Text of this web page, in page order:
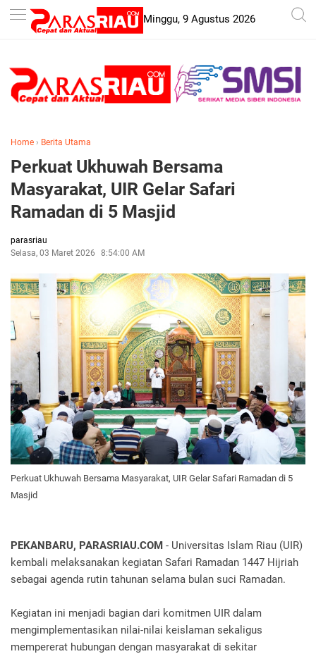
-->
Minggu, 9 Agustus 2026
Home › Berita Utama
Perkuat Ukhuwah Bersama
Masyarakat, UIR Gelar Safari
Ramadan di 5 Masjid
parasriau
Selasa, 03 Maret 2026
8:54:00 AM
Perkuat Ukhuwah Bersama Masyarakat, UIR Gelar Safari Ramadan di 5
Masjid
PEKANBARU, PARASRIAU.COM - Universitas Islam Riau (UIR)
kembali melaksanakan kegiatan Safari Ramadan 1447 Hijriah
sebagai agenda rutin tahunan selama bulan suci Ramadan.
Kegiatan ini menjadi bagian dari komitmen UIR dalam
mengimplementasikan nilai-nilai keislaman sekaligus
mempererat hubungan dengan masyarakat di sekitar